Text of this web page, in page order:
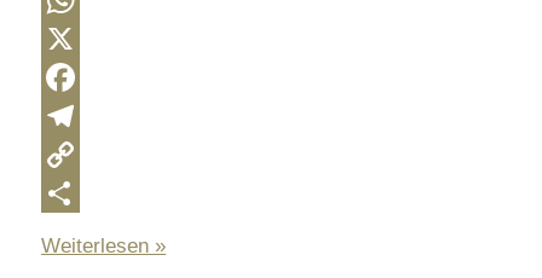
WhatsApp
X
Facebook
Telegram
Copy
Die
Weiterlesen »